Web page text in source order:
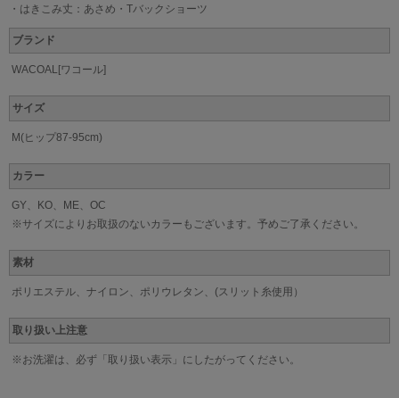
・はきこみ丈：あさめ・Tバックショーツ
ブランド
WACOAL[ワコール]
サイズ
M(ヒップ87-95cm)
カラー
GY、KO、ME、OC
※サイズによりお取扱のないカラーもございます。予めご了承ください。
素材
ポリエステル、ナイロン、ポリウレタン、(スリット糸使用）
取り扱い上注意
※お洗濯は、必ず「取り扱い表示」にしたがってください。